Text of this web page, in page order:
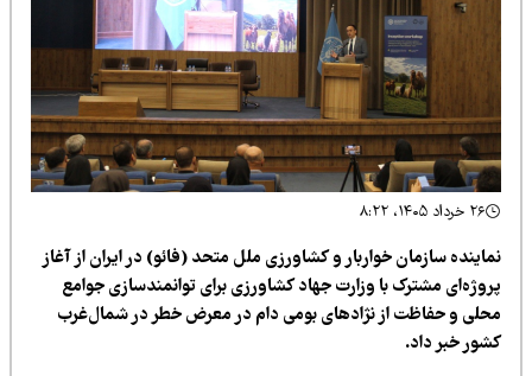
سازمان خواربار و کشاورزی ملل متحد (فائو) در ایران از آغاز
مشترک با وزارت جهاد کشاورزی برای توانمندسازی جوامع
و حفاظت از نژادهای بومی دام در معرض خطر در شمال‌غرب
خبر داد.